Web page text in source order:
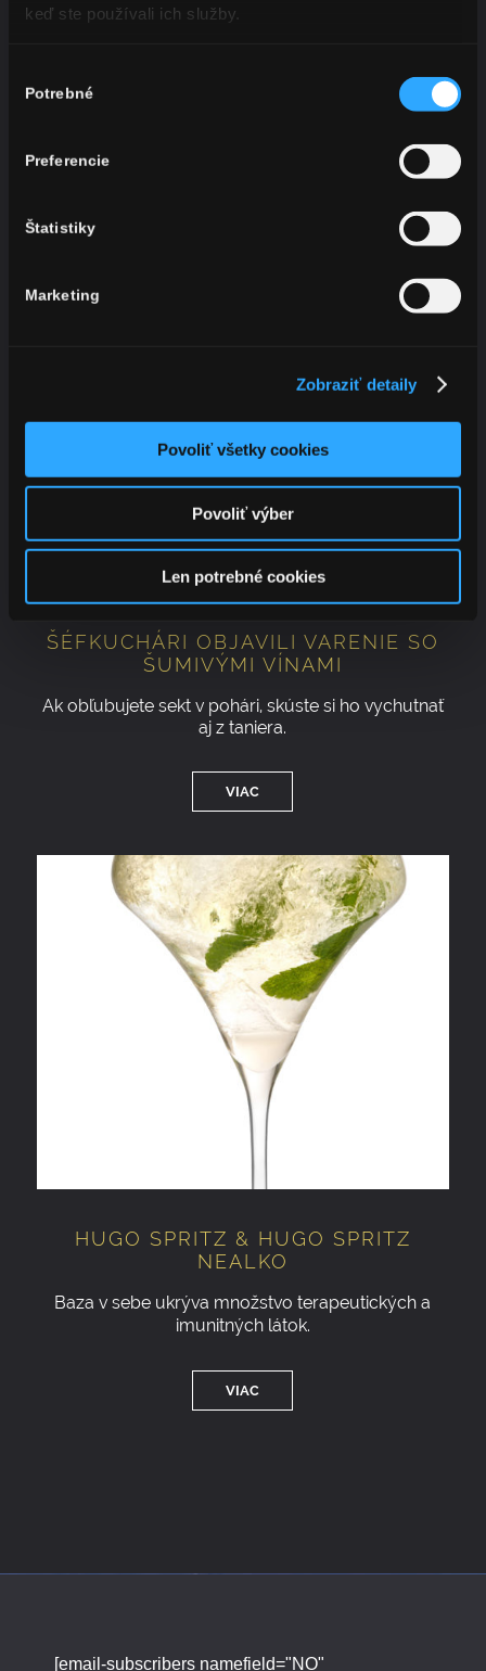
keď ste používali ich služby.
súhlasu
Potrebné
Preferencie
Štatistiky
Marketing
Zobraziť detaily
Povoliť všetky cookies
Povoliť výber
Len potrebné cookies
11,5 %
* Obsah alkoholu je vždy uvedený na fľaši výrobku v závislosti od
výrobnej dávky
ŠÉFKUCHÁRI OBJAVILI VARENIE SO
ŠUMIVÝMI VÍNAMI
Ak obľubujete sekt v pohári, skúste si ho vychutnať
aj z taniera.
VIAC
HUGO SPRITZ & HUGO SPRITZ
NEALKO
Baza v sebe ukrýva množstvo terapeutických a
imunitných látok.
VIAC
[email-subscribers namefield="NO"